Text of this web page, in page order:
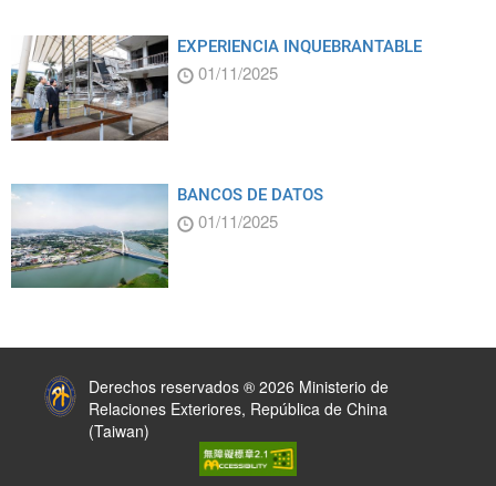
EXPERIENCIA INQUEBRANTABLE
01/11/2025
BANCOS DE DATOS
01/11/2025
Derechos reservados ® 2026 Ministerio de
Relaciones Exteriores, República de China
(Taiwan)